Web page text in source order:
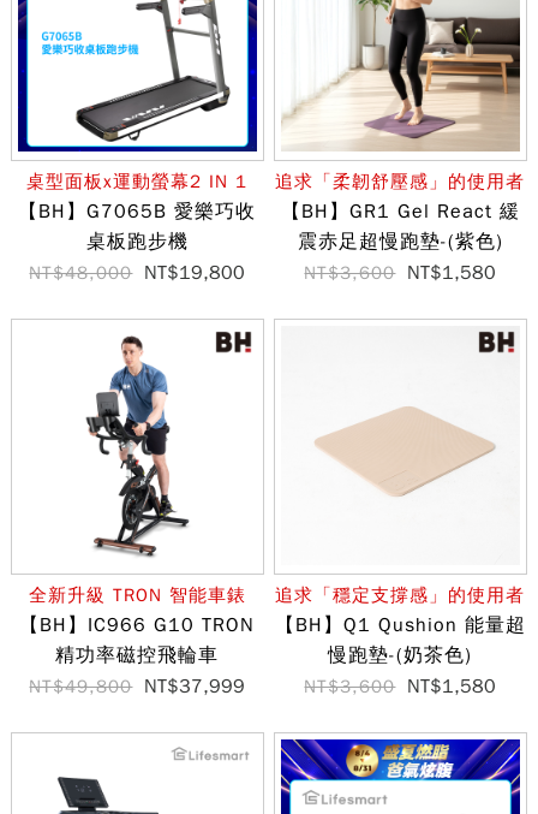
桌型面板x運動螢幕2 IN 1
【BH】G7065B 愛樂巧收
桌板跑步機
NT$48,000 NT$19,800
追求「柔韌舒壓感」的使用者
【BH】GR1 Gel React 緩
震赤足超慢跑墊-(紫色)
NT$3,600 NT$1,580
全新升級 TRON 智能車錶
【BH】IC966 G10 TRON
精功率磁控飛輪車
NT$49,800 NT$37,999
追求「穩定支撐感」的使用者
【BH】Q1 Qushion 能量超
慢跑墊-(奶茶色)
NT$3,600 NT$1,580